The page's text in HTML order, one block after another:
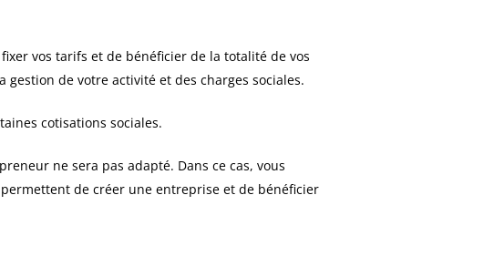
vos tarifs et de bénéficier de la totalité de vos
de votre activité et des charges sociales.
cotisations sociales.
ne sera pas adapté. Dans ce cas, vous
permettent de créer une entreprise et de bénéficier